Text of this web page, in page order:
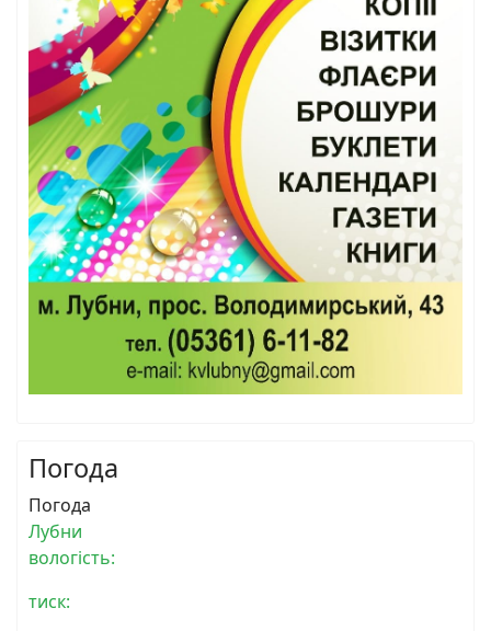
Погода
Погода
Лубни
вологість:
тиск: